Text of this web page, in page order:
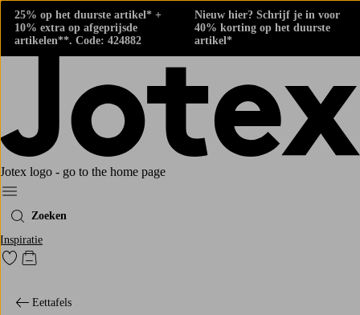
25% op het duurste artikel* +
10% extra op afgeprijsde
artikelen**. Code: 424882
Nieuw hier? Schrijf je in voor
40% korting op het duurste
artikel*
Jotex logo - go to the home page
Menu
Zoeken
Inspiratie
Ga naar favoriet gemarkeerde producten
Go to checkout
Eettafels